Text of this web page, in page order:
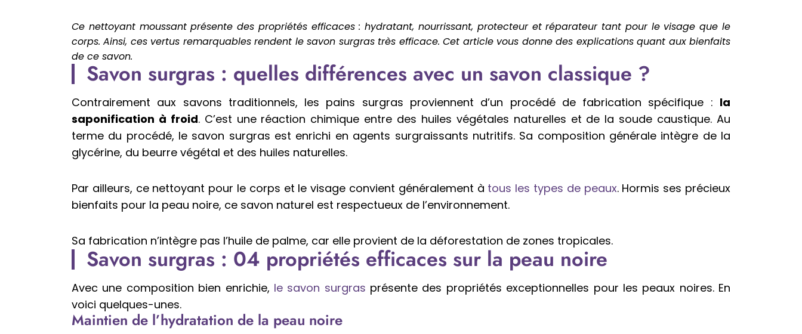
Ce nettoyant moussant présente des propriétés efficaces : hydratant, nourrissant, protecteur et réparateur tant pour le visage que le
corps. Ainsi, ces vertus remarquables rendent le savon surgras très efficace. Cet article vous donne des explications quant aux bienfaits
de ce savon.
Savon surgras : quelles différences avec un savon classique ?
Contrairement aux savons traditionnels, les pains surgras proviennent d’un procédé de fabrication spécifique : la
saponification à froid. C’est une réaction chimique entre des huiles végétales naturelles et de la soude caustique. Au
terme du procédé, le savon surgras est enrichi en agents surgraissants nutritifs. Sa composition générale intègre de la
glycérine, du beurre végétal et des huiles naturelles.
Par ailleurs, ce nettoyant pour le corps et le visage convient généralement à tous les types de peaux. Hormis ses précieux
bienfaits pour la peau noire, ce savon naturel est respectueux de l’environnement.
Sa fabrication n’intègre pas l’huile de palme, car elle provient de la déforestation de zones tropicales.
Savon surgras : 04 propriétés efficaces sur la peau noire
Avec une composition bien enrichie, le savon surgras présente des propriétés exceptionnelles pour les peaux noires. En
voici quelques-unes.
Maintien de l’hydratation de la peau noire